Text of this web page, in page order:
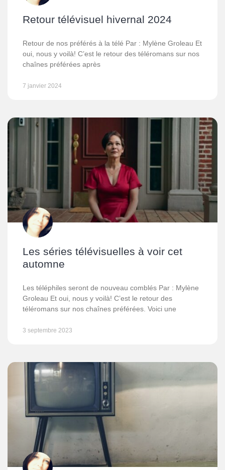
Retour télévisuel hivernal 2024
Retour de nos préférés à la télé Par : Mylène Groleau Et
oui, nous y voilà! C’est le retour des téléromans sur nos
chaînes préférées après
7 janvier 2024
Les séries télévisuelles à voir cet
automne
Les téléphiles seront de nouveau comblés Par : Mylène
Groleau Et oui, nous y voilà! C’est le retour des
téléromans sur nos chaînes préférées. Voici une
3 septembre 2023